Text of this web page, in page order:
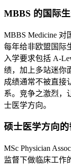
MBBS 的国际
MBBS Medicine 对
每年给非欧盟国际
入学要求包括 A-
绩，加上多站迷你
成绩通常不被直接
系。竞争之激烈，
士医学方向。
硕士医学方向
MSc Physician
监督下做临床工作